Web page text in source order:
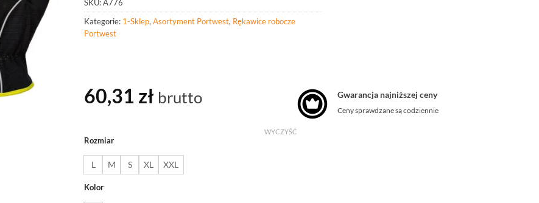
SKU:A776
Kategorie: 1-Sklep, Asortyment Portwest, Rękawice robocze
Portwest
60,31 zł brutto
Rozmiar
L M S XL XXL
Kolor
WYCZYŚĆ
Gwarancja najniższej ceny
Ceny sprawdzane są codziennie